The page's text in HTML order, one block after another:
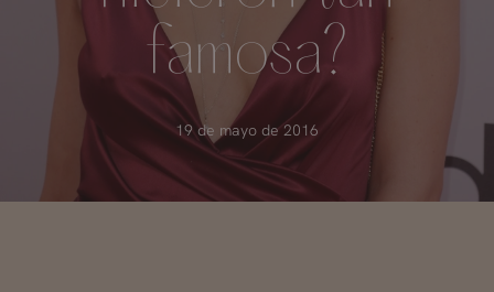
famosa?
19 de mayo de 2016